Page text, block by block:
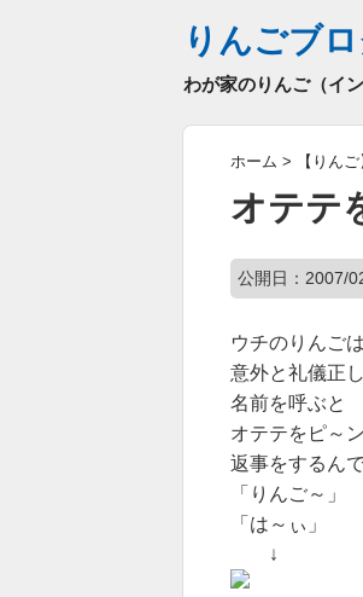
りんごブ
わが家のりんご（イ
ホーム > 【りんご
オテテ
公開日：2007/
ウチのりんご
意外と礼儀正
名前を呼ぶと
オテテをピ～
返事をするんで
「りんご～」
「は～ぃ」
↓